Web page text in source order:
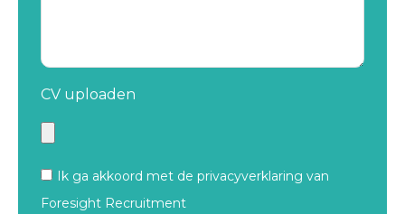
CV uploaden
Ik ga akkoord met de privacyverklaring van
Foresight Recruitment